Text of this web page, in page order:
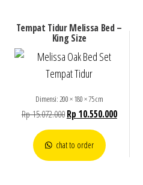
Tempat Tidur Melissa Bed –
King Size
Dimensi: 200 × 180 × 75 cm
Rp15.072.000Rp 10.550.000
chat to order